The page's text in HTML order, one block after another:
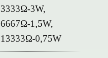
3333Ω-3W,
6667Ω-1,5W,
13333Ω-0,75W